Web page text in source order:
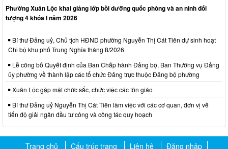
Phường Xuân Lộc khai giảng lớp bồi dưỡng quốc phòng và an ninh đối
tượng 4 khóa I năm 2026
Bí thư Đảng uỷ, Chủ tịch HĐND phường Nguyễn Thị Cát Tiên dự sinh hoạt
Chi bộ khu phố Trung Nghĩa tháng 8/2026
Lễ công bố Quyết định của Ban Chấp hành Đảng bộ, Ban Thường vụ Đảng
ủy phường về thành lập các tổ chức Đảng trực thuộc Đảng bộ phường
Xuân Lộc gặp mặt chức sắc, chức việc các tôn giáo
Bí thư Đảng uỷ Nguyễn Thị Cát Tiên làm việc với các cơ quan, đơn vị về
tiến độ giải ngân đầu tư công và công tác quy hoạch
Trang chủ Cấu trúc trang Liên hệ Đăng nhập